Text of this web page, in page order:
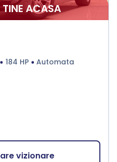
TINE ACASA
184 HP Automata
vizionare